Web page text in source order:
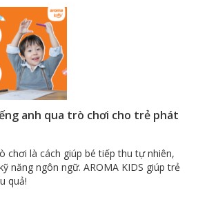
anh qua trò chơi cho trẻ phát
chơi là cách giúp bé tiếp thu tự nhiên,
năng ngôn ngữ. AROMA KIDS giúp trẻ
quả!